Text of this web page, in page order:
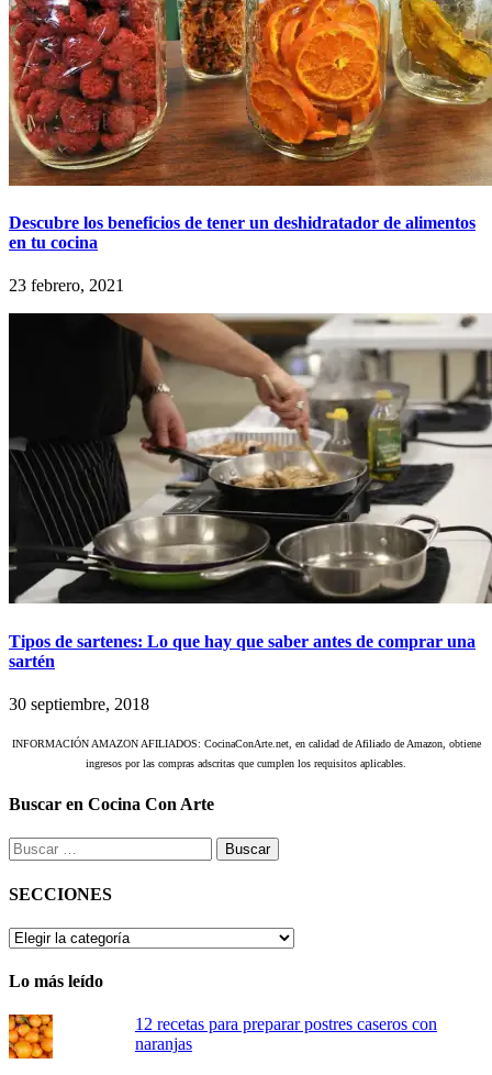
Descubre los beneficios de tener un deshidratador de alimentos
en tu cocina
23 febrero, 2021
Tipos de sartenes: Lo que hay que saber antes de comprar una
sartén
30 septiembre, 2018
INFORMACIÓN AMAZON AFILIADOS: CocinaConArte.net, en calidad de Afiliado de Amazon, obtiene
ingresos por las compras adscritas que cumplen los requisitos aplicables.
Buscar en Cocina Con Arte
Buscar:
SECCIONES
SECCIONES
Lo más leído
12 recetas para preparar postres caseros con
naranjas